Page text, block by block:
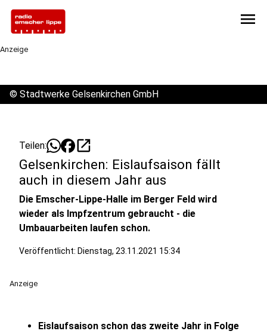
menu
Anzeige
© Stadtwerke Gelsenkirchen GmbH
Teilen: open_in_new
Gelsenkirchen: Eislaufsaison fällt
auch in diesem Jahr aus
Die Emscher-Lippe-Halle im Berger Feld wird
wieder als Impfzentrum gebraucht - die
Umbauarbeiten laufen schon.
Veröffentlicht: Dienstag, 23.11.2021 15:34
Anzeige
Eislaufsaison schon das zweite Jahr in Folge